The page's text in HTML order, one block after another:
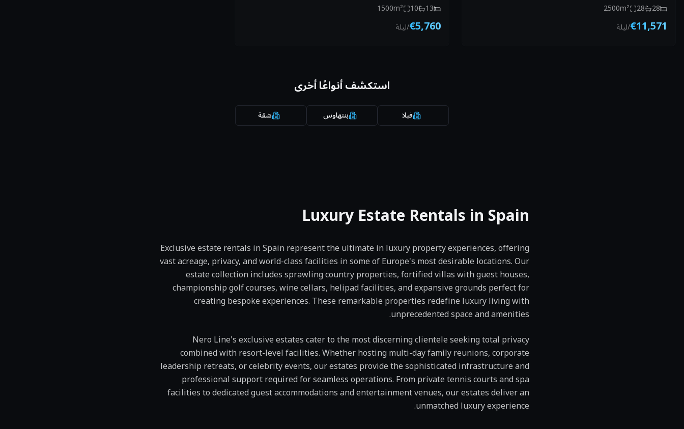
28
28
2500m²
€11,571
/ليلة
13
10
1500m²
€5,760
/ليلة
استكشف أنواعًا أخرى
فيلا بنتهاوس شقة
LuxuryEstateRentals in Spain
Exclusive estate rentals in Spain represent the ultimate in luxury property experiences, offering
vast acreage, privacy, and world-class facilities in some of Europe's most desirable locations. Our
estate collection includes sprawling country properties, fortified villas with guest houses,
championship golf courses, wine cellars, helipad facilities, and expansive grounds perfect for
creating bespoke experiences. These remarkable properties redefine luxury living with
unprecedented space and amenities.
Nero Line's exclusive estates cater to the most discerning clientele seeking total privacy
combined with resort-level facilities. Whether hosting multi-day family reunions, corporate
leadership retreats, or celebrity events, our estates provide the sophisticated infrastructure and
professional support required for seamless operations. From private tennis courts and spa
facilities to dedicated guest accommodations and entertainment venues, our estates deliver an
unmatched luxury experience.